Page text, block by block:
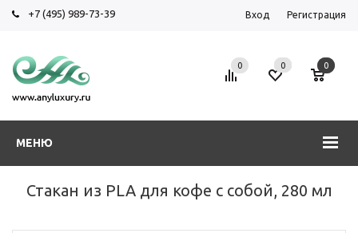
+7 (495) 989-73-39 Вход Регистрация
МЕНЮ
0 0 0
Стакан из PLA для кофе с собой, 280 мл